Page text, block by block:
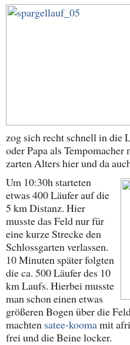
zog sich recht schnell in die
oder Papa als
zarten Alters hier und da
Um 10:30h starteten
etwas 400 Läufer auf die
5 km Distanz. Hier
musste das Feld nur für
eine kurze Strecke den
Schlossgarten verlassen.
10 Minuten später folgten
die ca. 500 Läufer des 10
km Laufs. Hierbei musste
man schon einen etwas
größeren Bogen über die
machten satee-koomamit
frei und die Beine locker.